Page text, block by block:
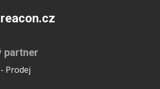
partner
Prodej